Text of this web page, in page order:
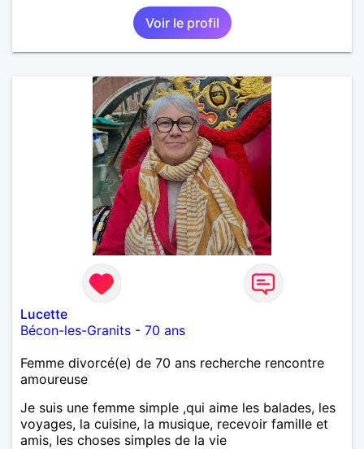
Voir le profil
Lucette
Bécon-les-Granits - 70 ans
Femme divorcé(e) de 70 ans recherche rencontre
amoureuse
Je suis une femme simple ,qui aime les balades, les
voyages, la cuisine, la musique, recevoir famille et
amis, les choses simples de la vie